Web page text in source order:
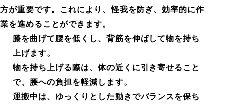
方が重要です。これにより、怪我を防ぎ、効率的に作
業を進めることができます。
膝を曲げて腰を低くし、背筋を伸ばして物を持ち
上げます。
物を持ち上げる際は、体の近くに引き寄せること
で、腰への負担を軽減します。
運搬中は、ゆっくりとした動きでバランスを保ち